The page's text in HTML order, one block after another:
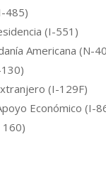
485)
(I-551)
Americana (N-
(I-129F)
Económico (I-
160)